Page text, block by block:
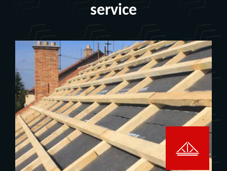
service